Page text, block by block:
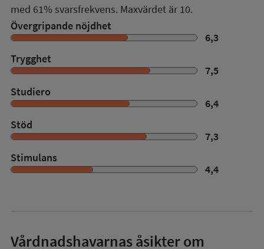
med 61% svarsfrekvens. Maxvärdet är 10.
Övergripande nöjdhet
6,3
Trygghet
7,5
Studiero
6,4
Stöd
7,3
Stimulans
4,4
Vårdnadshavarnas åsikter om